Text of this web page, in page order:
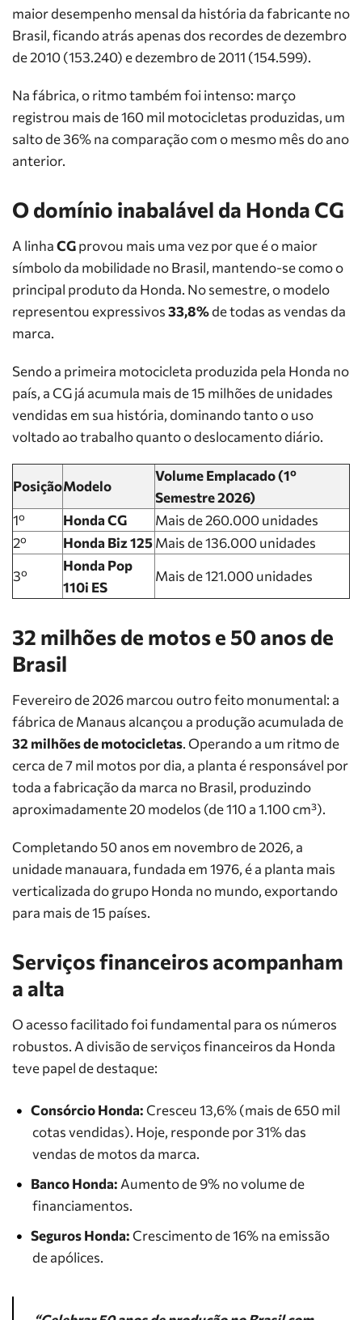
maior desempenho mensal da história da fabricante no
Brasil, ficando atrás apenas dos recordes de dezembro
de 2010 (153.240) e dezembro de 2011 (154.599).
Na fábrica, o ritmo também foi intenso: março
registrou mais de 160 mil motocicletas produzidas, um
salto de 36% na comparação com o mesmo mês do ano
anterior.
O domínio inabalável da Honda CG
A linhaCGprovou mais uma vez por que é o maior
símbolo da mobilidade no Brasil, mantendo-se como o
principal produto da Honda. No semestre, o modelo
representou expressivos33,8%de todas as vendas da
marca.
Sendo a primeira motocicleta produzida pela Honda no
país, a CG já acumula mais de 15 milhões de unidades
vendidas em sua história, dominando tanto o uso
voltado ao trabalho quanto o deslocamento diário.
PosiçãoModelo
Volume Emplacado (1º
Semestre 2026)
1º
Honda CG
Mais de 260.000 unidades
2º
Honda Biz 125Mais de 136.000 unidades
3º
Honda Pop
110i ES
Mais de 121.000 unidades
32 milhões de motos e 50 anos de
Brasil
Fevereiro de 2026 marcou outro feito monumental: a
fábrica de Manaus alcançou a produção acumulada de
32 milhões de motocicletas. Operando a um ritmo de
cerca de 7 mil motos por dia, a planta é responsável por
toda a fabricação da marca no Brasil, produzindo
aproximadamente 20 modelos (de 110 a 1.100 cm³).
Completando 50 anos em novembro de 2026, a
unidade manauara, fundada em 1976, é a planta mais
verticalizada do grupo Honda no mundo, exportando
para mais de 15 países.
Serviços financeiros acompanham
a alta
O acesso facilitado foi fundamental para os números
robustos. A divisão de serviços financeiros da Honda
teve papel de destaque:
Consórcio Honda:Cresceu 13,6% (mais de 650 mil
cotas vendidas). Hoje, responde por 31% das
vendas de motos da marca.
Banco Honda: Aumento de 9% no volume de
financiamentos.
Seguros Honda:Crescimento de 16% na emissão
de apólices.